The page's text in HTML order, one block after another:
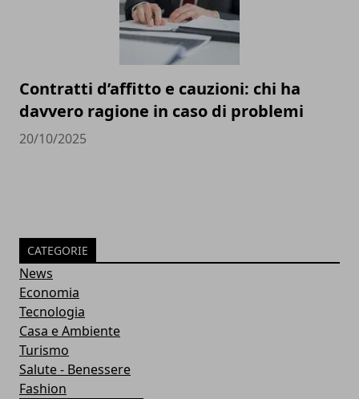
Contratti d’affitto e cauzioni: chi ha
davvero ragione in caso di problemi
20/10/2025
CATEGORIE
News
Economia
Tecnologia
Casa e Ambiente
Turismo
Salute - Benessere
Fashion